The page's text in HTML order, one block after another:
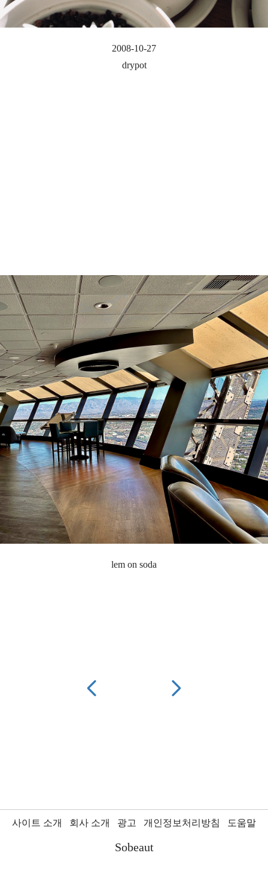
2008-10-27
drypot
lem on soda
사이트 소개 회사 소개 광고 개인정보처리방침 도움말
Sobeaut